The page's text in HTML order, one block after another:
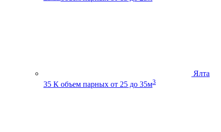
Ялта
35 К объем парных от 25 до 35м3